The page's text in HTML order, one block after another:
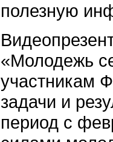
полезную
«Молодежь
участникам
задачи и
период с